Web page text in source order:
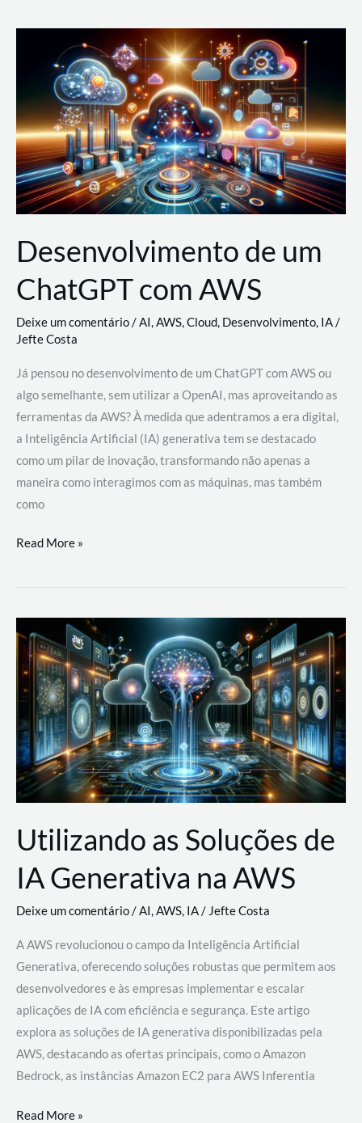
Nuvem:
Google
Cloud,
AWS
e
Azure
Desenvolvimento de um
ChatGPT com AWS
Deixe um comentário/AI,AWS,Cloud, Desenvolvimento, IA/
Jefte Costa
Já pensou no desenvolvimento de um ChatGPT com AWS ou
algo semelhante, sem utilizar a OpenAI, mas aproveitando as
ferramentas da AWS? À medida que adentramos a era digital,
a Inteligência Artificial (IA) generativa tem se destacado
como um pilar de inovação, transformando não apenas a
maneira como interagimos com as máquinas, mas também
como
Desenvolvimento
um
com
AWS
Read More »
Utilizando as Soluções de
IA Generativa na AWS
Deixe um comentário/AI,AWS, IA/Jefte Costa
A AWS revolucionou o campo da Inteligência Artificial
Generativa, oferecendo soluções robustas que permitem aos
desenvolvedores e às empresas implementar e escalar
aplicações de IA com eficiência e segurança. Este artigo
explora as soluções de IA generativa disponibilizadas pela
AWS, destacando as ofertas principais, como o Amazon
Bedrock, as instâncias Amazon EC2 para AWS Inferentia
Utilizando
Read More »